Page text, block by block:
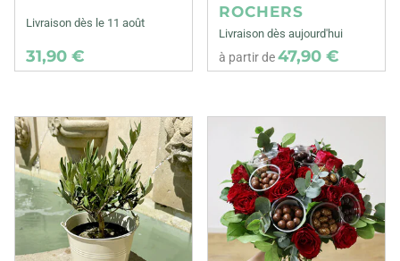
Livraison dès le 11 août
31,90 €
ROCHERS
Livraison dès aujourd'hui
à partir de47,90 €